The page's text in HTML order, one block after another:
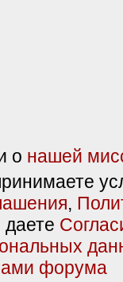
о нашей
,
даете
форума